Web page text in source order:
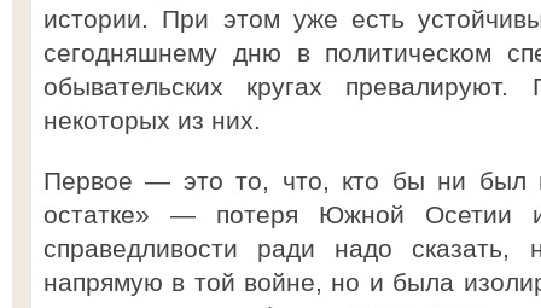
истории. При этом уже есть
сегодняшнему дню в политическом
обывательских кругах
некоторых из них.
Первое — это то, что, кто бы ни был
остатке» — потеря Южной Осетии
справедливости ради надо сказать,
напрямую в той войне, но и была